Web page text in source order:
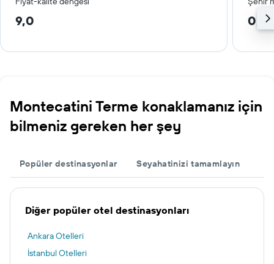
9,0 0,4
Montecatini Terme konaklamanız için
bilmeniz gereken her şey
Popüler destinasyonlar Seyahatinizi tamamlayın
Diğer popüler otel destinasyonları
Ankara Otelleri
İstanbul Otelleri